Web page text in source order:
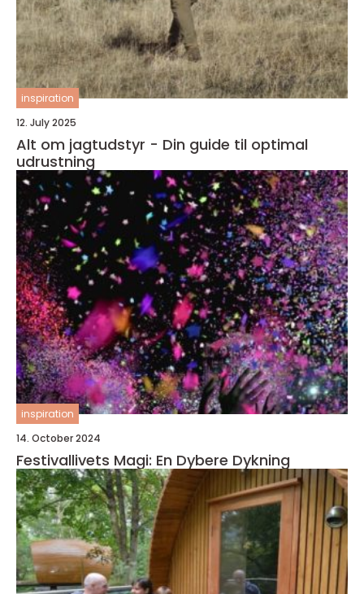
inspiration
12. July 2025
Alt om jagtudstyr - Din guide til optimal
udrustning
inspiration
14. October 2024
Festivallivets Magi: En Dybere Dykning